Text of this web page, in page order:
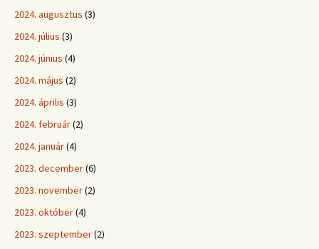
2024. augusztus (3)
2024. július (3)
2024. június (4)
2024. május (2)
2024. április (3)
2024. február(2)
2024. január(4)
2023. december(6)
2023. november(2)
2023. október(4)
2023. szeptember(2)